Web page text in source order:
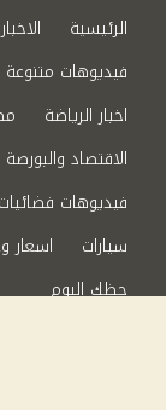
الرئيسية
فيديوهات متنوعة
اخبار الرياضة
الاقتصاد والبورصة
فيديوهات فضائيات
سيارات
اسعار
حظك اليوم